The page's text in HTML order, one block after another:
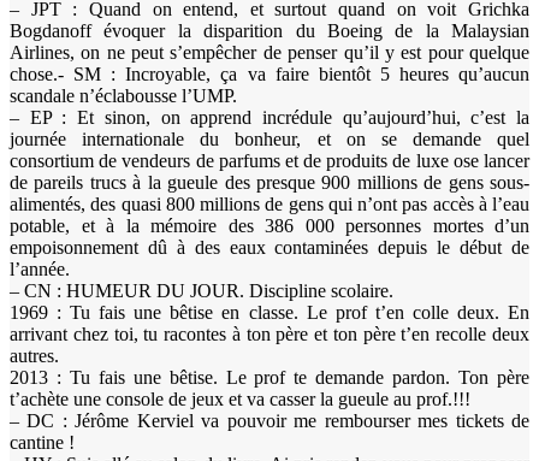
– JPT : Quand on entend, et surtout quand on voit Grichka
Bogdanoff évoquer la disparition du Boeing de la Malaysian
Airlines, on ne peut s’empêcher de penser qu’il y est pour quelque
chose.- SM : Incroyable, ça va faire bientôt 5 heures qu’aucun
scandale n’éclabousse l’UMP.
– EP : Et sinon, on apprend incrédule qu’aujourd’hui, c’est la
journée internationale du bonheur, et on se demande quel
consortium de vendeurs de parfums et de produits de luxe ose lancer
de pareils trucs à la gueule des presque 900 millions de gens sous-
alimentés, des quasi 800 millions de gens qui n’ont pas accès à l’eau
potable, et à la mémoire des 386 000 personnes mortes d’un
empoisonnement dû à des eaux contaminées depuis le début de
l’année.
– CN : HUMEUR DU JOUR. Discipline scolaire.
1969 : Tu fais une bêtise en classe. Le prof t’en colle deux. En
arrivant chez toi, tu racontes à ton père et ton père t’en recolle deux
autres.
2013 : Tu fais une bêtise. Le prof te demande pardon. Ton père
t’achète une console de jeux et va casser la gueule au prof.!!!
– DC : Jérôme Kerviel va pouvoir me rembourser mes tickets de
cantine !